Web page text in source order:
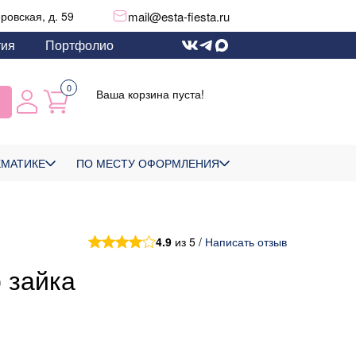
д. 59 mail@esta-fiesta.ru
Портфолио
0 Ваша корзина пуста!
ПО МЕСТУ ОФОРМЛЕНИЯ
4.9 из 5 / Написать отзыв